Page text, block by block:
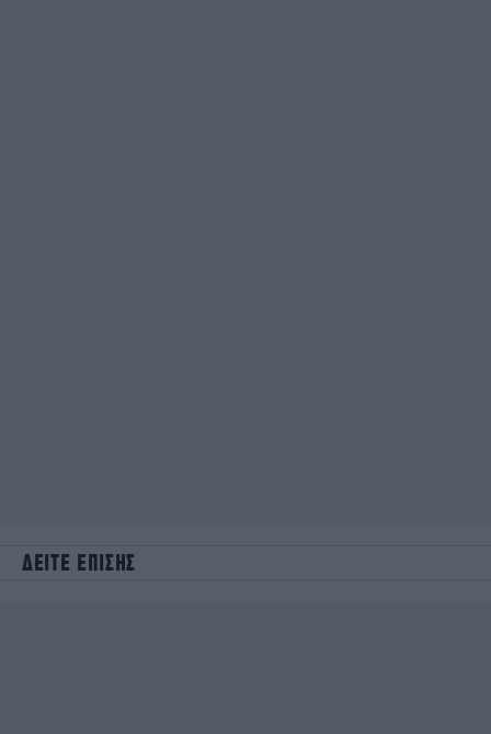
ΔΕΙΤΕ ΕΠΙΣΗΣ